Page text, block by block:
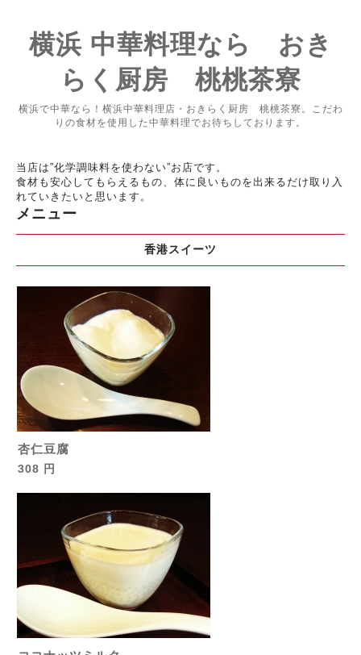
横浜 中華料理なら おき
らく厨房 桃桃茶寮
横浜で中華なら！横浜中華料理店・おきらく厨房 桃桃茶寮。こだわ
りの食材を使用した中華料理でお待ちしております。
当店は”化学調味料を使わない”お店です。
食材も安心してもらえるもの、体に良いものを出来るだけ取り入
れていきたいと思います。
メニュー
香港スイーツ
杏仁豆腐
308 円